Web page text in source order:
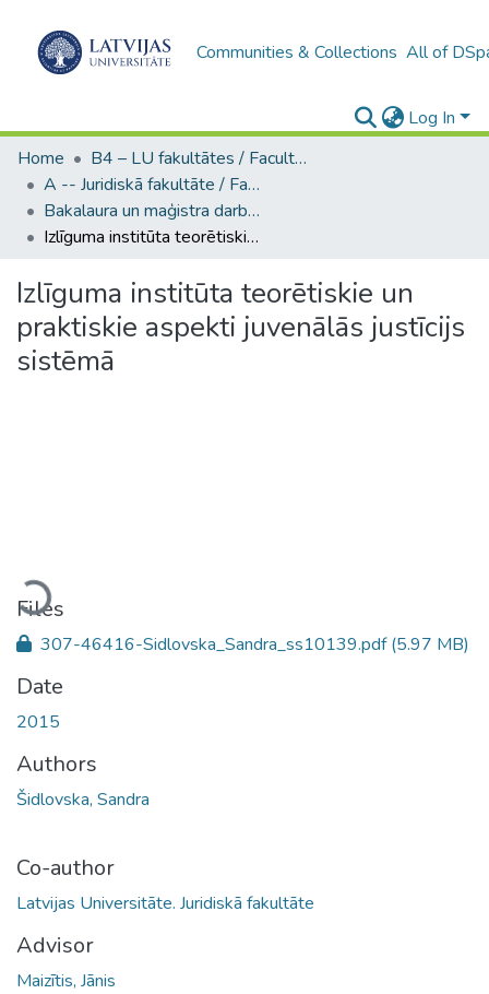
Communities & Collections All of
Log In
Home
B4 – LU fakultātes / Faculties of the UL
A -- Juridiskā fakultāte / Faculty of Law
Bakalaura un maģistra darbi (JF) / Bachelor's and Master's theses
Izlīguma institūta teorētiskie un praktiskie aspekti juvenālās justīcijs sistēmā
Izlīguma institūta teorētiskie un
praktiskie aspekti juvenālās justīcijs
sistēmā
Loading...
Files
307-46416-Sidlovska_Sandra_ss10139.pdf(5.97 MB)
Date
2015
Authors
Šidlovska, Sandra
Co-author
Latvijas Universitāte. Juridiskā fakultāte
Advisor
Maizītis, Jānis